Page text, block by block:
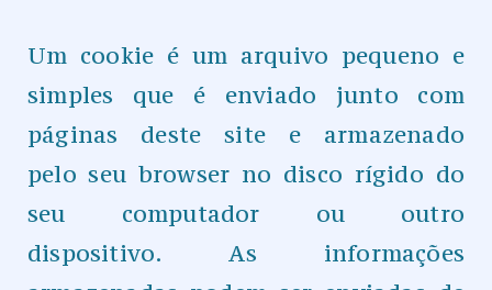
Um cookie é um arquivo pequeno e
simples que é enviado junto com
páginas deste site e armazenado
pelo seu browser no disco rígido do
seu computador ou outro
dispositivo. As informações